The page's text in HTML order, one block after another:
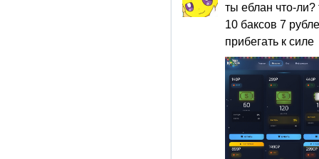
ты еблан что-ли?
10 баксов 7
прибегать к силе